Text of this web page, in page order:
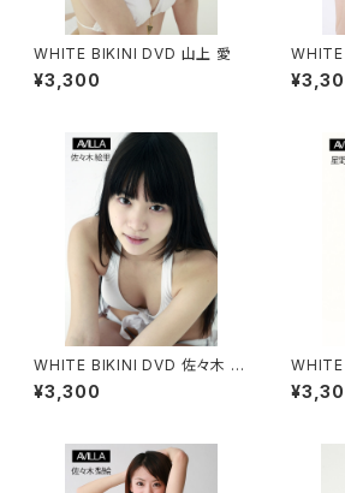
WHITE BIKINI DVD 山上 愛
¥3,300
WHITE BIKINI DVD 佐々木 絵
里
¥3,300